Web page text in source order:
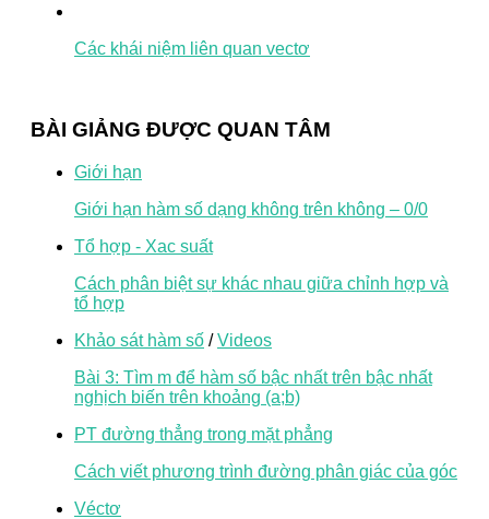
Các khái niệm liên quan vectơ
BÀI GIẢNG ĐƯỢC QUAN TÂM
Giới hạn
Giới hạn hàm số dạng không trên không – 0/0
Tổ hợp - Xac suất
Cách phân biệt sự khác nhau giữa chỉnh hợp và
tổ hợp
Khảo sát hàm số /Videos
Bài 3: Tìm m để hàm số bậc nhất trên bậc nhất
nghịch biến trên khoảng (a;b)
PT đường thẳng trong mặt phẳng
Cách viết phương trình đường phân giác của góc
Véctơ